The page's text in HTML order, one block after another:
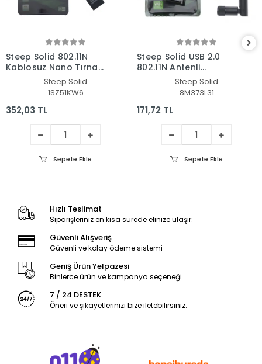
Steep Solid 802.11N
Kablosuz Nano Tırnak
WiFi Adaptör 600Mbps
Steep Solid
1SZ51KW6
352,03 TL
Sepete Ekle
Steep Solid USB 2.0
802.11N Antenli
Kablosuz Nano Tırnak
WiFi Adaptör 300
Steep Solid
8M373L31
171,72 TL
Sepete Ekle
Hızlı Teslimat
Siparişleriniz en kısa sürede elinize ulaşır.
Güvenli Alışveriş
Güvenli ve kolay ödeme sistemi
Geniş Ürün Yelpazesi
Binlerce ürün ve kampanya seçeneği
7 / 24 DESTEK
Öneri ve şikayetlerinizi bize iletebilirsiniz.